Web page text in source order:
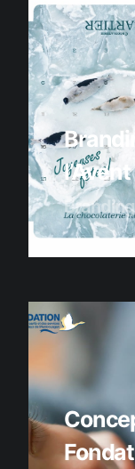
l’Avent
Branding